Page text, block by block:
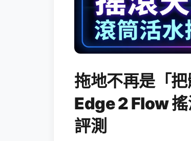
拖地不再是「
Edge 2 Flow
評測